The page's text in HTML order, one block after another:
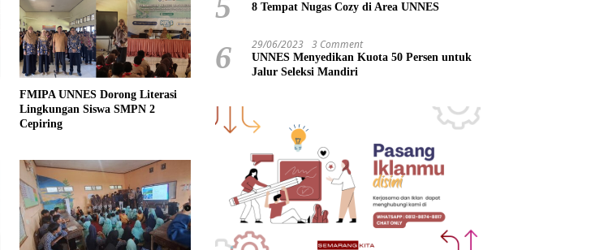
FMIPA UNNES Dorong Literasi
Lingkungan Siswa SMPN 2
Cepiring
8 Tempat Nugas Cozy di Area UNNES
6 29/06/2023 3 Comment
UNNES Menyedikan Kuota 50 Persen untuk
Jalur Seleksi Mandiri